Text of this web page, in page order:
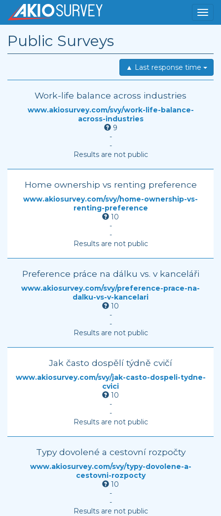
Public Surveys
▲ Last response time
Work-life balance across industries
www.akiosurvey.com/svy/work-life-balance-
across-industries
9
-
-
Results are not public
Home ownership vs renting preference
www.akiosurvey.com/svy/home-ownership-vs-
renting-preference
10
-
-
Results are not public
Preference práce na dálku vs. v kanceláři
www.akiosurvey.com/svy/preference-prace-na-
dalku-vs-v-kancelari
10
-
-
Results are not public
Jak často dospělí týdně cvičí
www.akiosurvey.com/svy/jak-casto-dospeli-tydne-
cvici
10
-
-
Results are not public
Typy dovolené a cestovní rozpočty
www.akiosurvey.com/svy/typy-dovolene-a-
cestovni-rozpocty
10
-
-
Results are not public